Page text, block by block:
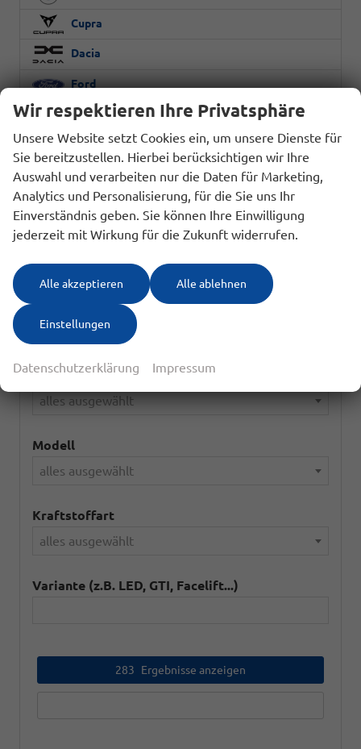
Cupra
Dacia
Ford
Hyundai
Malibu
Mercedes-Benz
Opel
Skoda
Toyota
Schnellsuche
Marke
alles ausgewählt
Modell
alles ausgewählt
Kraftstoffart
alles ausgewählt
Variante (z.B. LED, GTI, Facelift...)
283 Ergebnisse anzeigen
Wir respektieren Ihre Privatsphäre
Unsere Website setzt Cookies ein, um unsere Dienste für
Sie bereitzustellen. Hierbei berücksichtigen wir Ihre
Auswahl und verarbeiten nur die Daten für Marketing,
Analytics und Personalisierung, für die Sie uns Ihr
Einverständnis geben. Sie können Ihre Einwilligung
jederzeit mit Wirkung für die Zukunft widerrufen.
Alle akzeptieren Alle ablehnen
Einstellungen
Datenschutzerklärung Impressum